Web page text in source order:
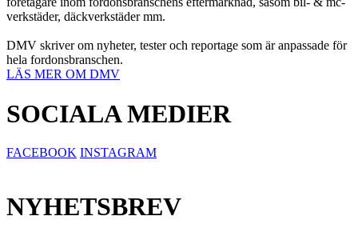
verkstäder, däckverkstäder mm.
DMV skriver om nyheter, tester och reportage som är anpassade för
hela fordonsbranschen.
LÄS MER OM DMV
SOCIALA MEDIER
FACEBOOK INSTAGRAM
NYHETSBREV